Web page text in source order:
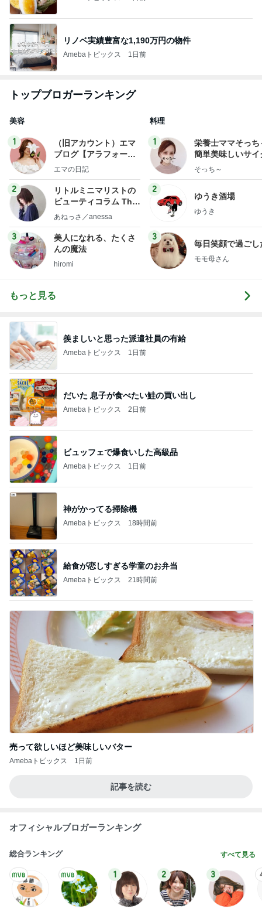
リノベ実績豊富な1,190万円の物件
Amebaトピックス 1日前
トップブロガーランキング
美容
1
（旧アカウント）エマ
ブログ【アラフォー会
社売却セカンドライ
エマの日記
2
リトルミニマリストの
ビューティコラム The
little minimalist's bea
あねっさ／anessa
3
美人になれる、たくさ
んの魔法
hiromi
料理
1
栄養士ママそっち
簡単美味しいサイ
献立
そっち～
2
ゆうき酒場
ゆうき
3
毎日笑顔で過ごし
モモ母さん
もっと見る
羨ましいと思った派遣社員の有給
Amebaトピックス 1日前
だいた 息子が食べたい鮭の買い出し
Amebaトピックス 2日前
ビュッフェで爆食いした高級品
Amebaトピックス 1日前
神がかってる掃除機
Amebaトピックス 18時間前
給食が恋しすぎる学童のお弁当
Amebaトピックス 21時間前
売って欲しいほど美味しいバター
Amebaトピックス 1日前
記事を読む
オフィシャルブロガーランキング
総合ランキング すべて見る
1 2 3